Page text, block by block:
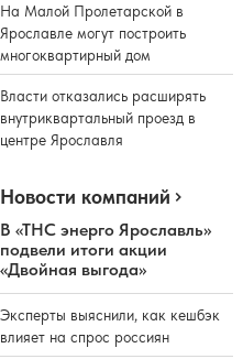
На Малой Пролетарской в
Ярославле могут построить
многоквартирный дом
Власти отказались расширять
внутриквартальный проезд в
центре Ярославля
Новости компаний
В «ТНС энерго Ярославль»
подвели итоги акции
«Двойная выгода»
Эксперты выяснили, как кешбэк
влияет на спрос россиян